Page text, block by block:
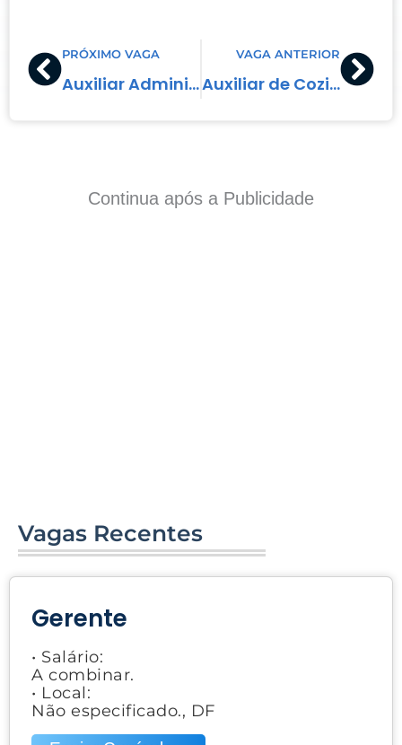
Prev
PRÓXIMO VAGA
Auxiliar Administrativo
VAGA ANTERIOR
Auxiliar de Cozinha
Continua após a Publicidade
Vagas Recentes
Gerente
• Salário:
A combinar.
• Local:
Não especificado., DF